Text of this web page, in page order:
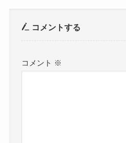
コメントする
コメント ※